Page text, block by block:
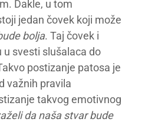
Dakle, u tom
jedan čovek koji može
bolja. Taj čovek i
svesti slušalaca do
postizanje patosa je
važnih pravila
takvog emotivnog
da naša stvar bude